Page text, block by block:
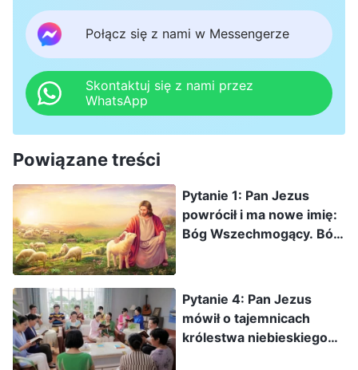
Połącz się z nami w Messengerze
Skontaktuj się z nami przez
WhatsApp
Powiązane treści
Pytanie 1: Pan Jezus
powrócił i ma nowe imię:
Bóg Wszechmogący. Bóg
„Słowo ukazuje się w
ciele” i jest to głos
oblubieńca, a jednak
wielu spośród braci i
Pytanie 4: Pan Jezus
mówił o tajemnicach
królestwa niebieskiego